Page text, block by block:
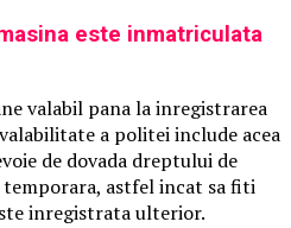
este inmatriculata
valabil pana la inregistrarea
a politei include acea
de dovada dreptului de
astfel incat sa fiti
inregistrata ulterior.